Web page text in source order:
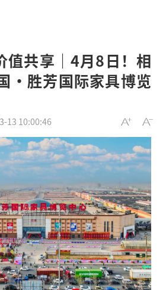
共享｜4月8日！相
·胜芳国际家具博览
13 10:00:46